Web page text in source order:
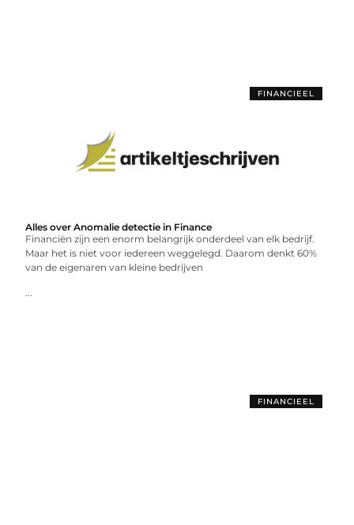
FINANCIEEL
Alles over Anomalie detectie in Finance
Financiën zijn een enorm belangrijk onderdeel van elk bedrijf.
Maar het is niet voor iedereen weggelegd. Daarom denkt 60%
van de eigenaren van kleine bedrijven
...
FINANCIEEL